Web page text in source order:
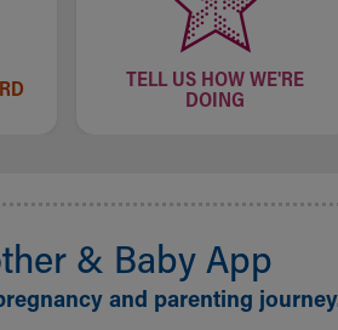
TELL US HOW WE'RE
DOING
& Baby App
and parenting